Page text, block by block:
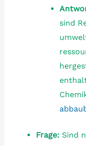
sind
Frage: Sind